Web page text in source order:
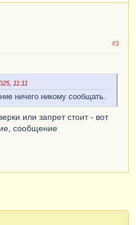
(Текст)
#3
11:11
ничего никому сообщать.
или запрет стоит - вот
сообщение